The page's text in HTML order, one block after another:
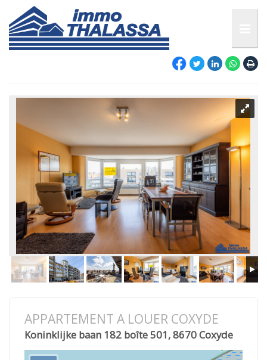
APPARTEMENT A LOUER COXYDE
Koninklijke baan 182 boîte 501, 8670 Coxyde